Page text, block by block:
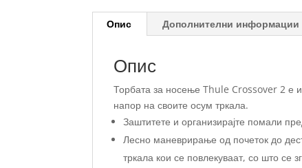
Опис Дополнителни информации
Опис
Торбата за носење Thule Crossover 2 е
напор на своите осум тркала.
Заштитете и организирајте помали
Лесно маневрирање од почеток до
тркала кои се повлекуваат, со што се